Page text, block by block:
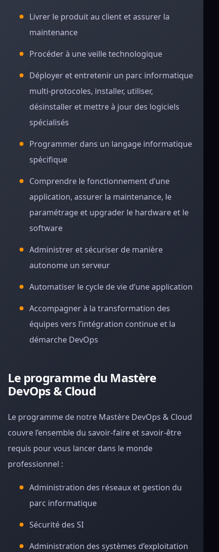
Livrer le produit au client et assurer la
maintenance
Procéder à une veille technologique
Déployer et entretenir un parc informatique
multi-protocoles, installer, utiliser,
désinstaller et mettre à jour des logiciels
spécialisés
Programmer dans un langage informatique
spécifique
Comprendre le fonctionnement d’une
application, assurer la maintenance, le
paramétrage et upgrader le hardware et le
software
Administrer et sécuriser de manière
autonome un serveur
Automatiser le cycle de vie d’une application
Accompagner à la transformation des
équipes vers l’intégration continue et la
démarche DevOps
Le programme du Mastère
DevOps & Cloud
Le programme de notre Mastère DevOps & Cloud
couvre l’ensemble du savoir-faire et savoir-être
requis pour vous lancer dans le monde
professionnel :
Administration des réseaux et gestion du
parc informatique
Sécurité des SI
Administration des systèmes d’exploitation